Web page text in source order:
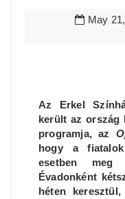
May 21,
Az Erkel
került az ország
programja, az
hogy a
esetben
Évadonként
héten